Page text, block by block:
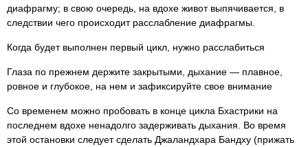
диафрагму; в свою очередь, на вдохе живот выпячивается, в
следствии чего происходит расслабление диафрагмы.
Когда будет выполнен первый цикл, нужно расслабиться
Глаза по прежнем держите закрытыми, дыхание — плавное,
ровное и глубокое, на нем и зафиксируйте свое внимание
Со временем можно пробовать в конце цикла Бхастрики на
последнем вдохе ненадолго задерживать дыхания. Во время
этой остановки следует сделать Джаландхара Бандху (прижать